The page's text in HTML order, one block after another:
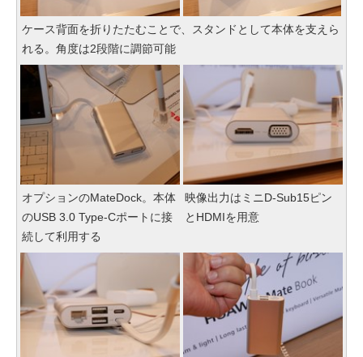
ケース背面を折りたたむことで、スタンドとして本体を支えら
れる。角度は2段階に調節可能
オプションのMateDock。本体
のUSB 3.0 Type-Cポートに接
続して利用する
映像出力はミニD-Sub15ピン
とHDMIを用意